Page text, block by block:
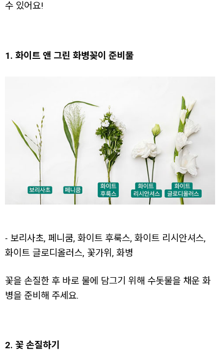
수 있어요!
1. 화이트 앤 그린 화병꽂이 준비물
- 보리사초, 페니쿰, 화이트 후룩스, 화이트 리시안셔스,
화이트 글로디올러스, 꽃가위, 화병
꽃을 손질한 후 바로 물에 담그기 위해 수돗물을 채운 화
병을 준비해 주세요.
2. 꽃 손질하기